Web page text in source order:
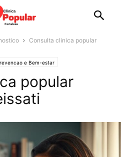
Consulta clinica popular
e Bem-estar
popular